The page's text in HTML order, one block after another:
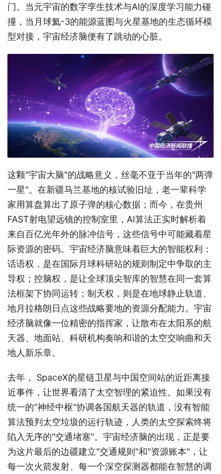
门。当元宇宙的数字孪生技术与AI的深度学习能力碰
撞，当月球氦-3的能源蓝图与火星基地的生态循环模
型对接，宇宙经济脑便有了跳动的心脏。
这颗"宇宙大脑"的战略意义，丝毫不亚于当年的"两弹
一星"。在新疆马兰基地的核试验旧址，老一辈科学
家用算盘算出了原子弹的核心数据；而今，在贵州
FAST射电望远镜的控制室里，AI算法正实时解析着
来自百亿光年外的脉冲信号，这些信号中可能藏着星
际资源的密码。宇宙经济脑意味着巨大的智能权利：
话语权，是在国际月球科研站的规则制定中争取的主
导权；控脑权，是让全球顶尖智库的智慧在同一套算
法框架下协同运转；制天权，则是在地球静止轨道、
地月拉格朗日点这些战略要地的资源分配能力。宇宙
经济脑就像一位精密的指挥家，让散布在太阳系的航
天器、地面站、科研机构奏响和谐的太空交响曲和天
地人新乐章。
去年， SpaceX的星链卫星与中国空间站的近距离接
近事件，让世界看清了太空智理的紧迫性。如果没有
统一的"神经中枢"协调各国航天器的轨道，没有智能
算法预判太空垃圾的运行轨迹，人类的太空探索终将
陷入无序的"交通堵塞"。宇宙经济脑的出现，正是要
为这片最后的边疆建立"交通规则"和"资源账本"，让
每一次火箭发射、每一个深空探测器都能在智慧的调